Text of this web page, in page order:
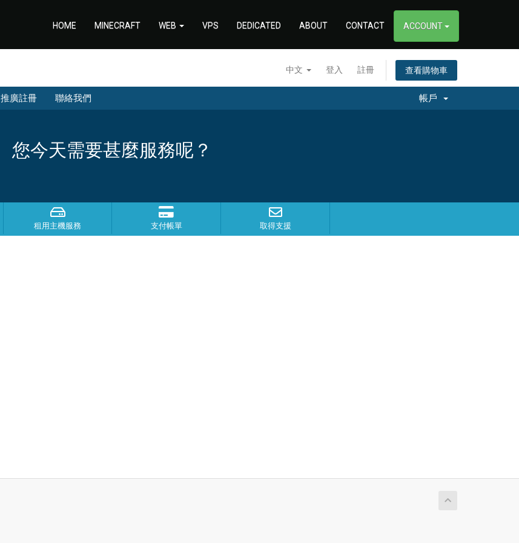
HOME MINECRAFT WEB VPS DEDICATED ABOUT CONTACT ACCOUNT
中文 登入 註冊 查看購物車
推廣註冊 聯絡我們 帳戶
您今天需要甚麼服務呢？
租用主機服務 支付帳單 取得支援